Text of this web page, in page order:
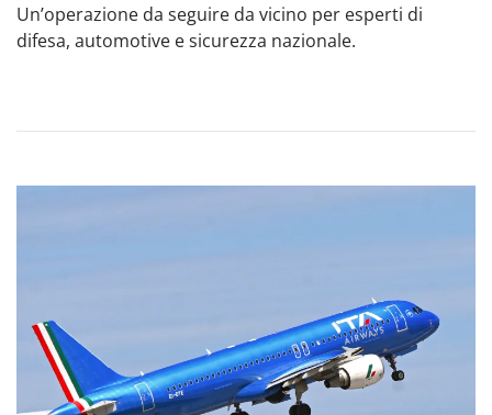
Un’operazione da seguire da vicino per esperti di
difesa, automotive e sicurezza nazionale.